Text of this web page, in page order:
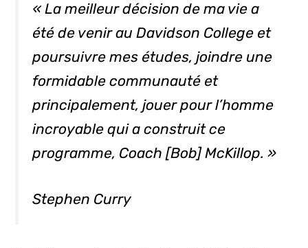
«La meilleur décision de ma vie a
été de venir au Davidson College et
poursuivre mes études, joindre une
formidable communauté et
principalement, jouer pour l’homme
incroyable qui a construit ce
programme, Coach [Bob] McKillop. »
Stephen Curry